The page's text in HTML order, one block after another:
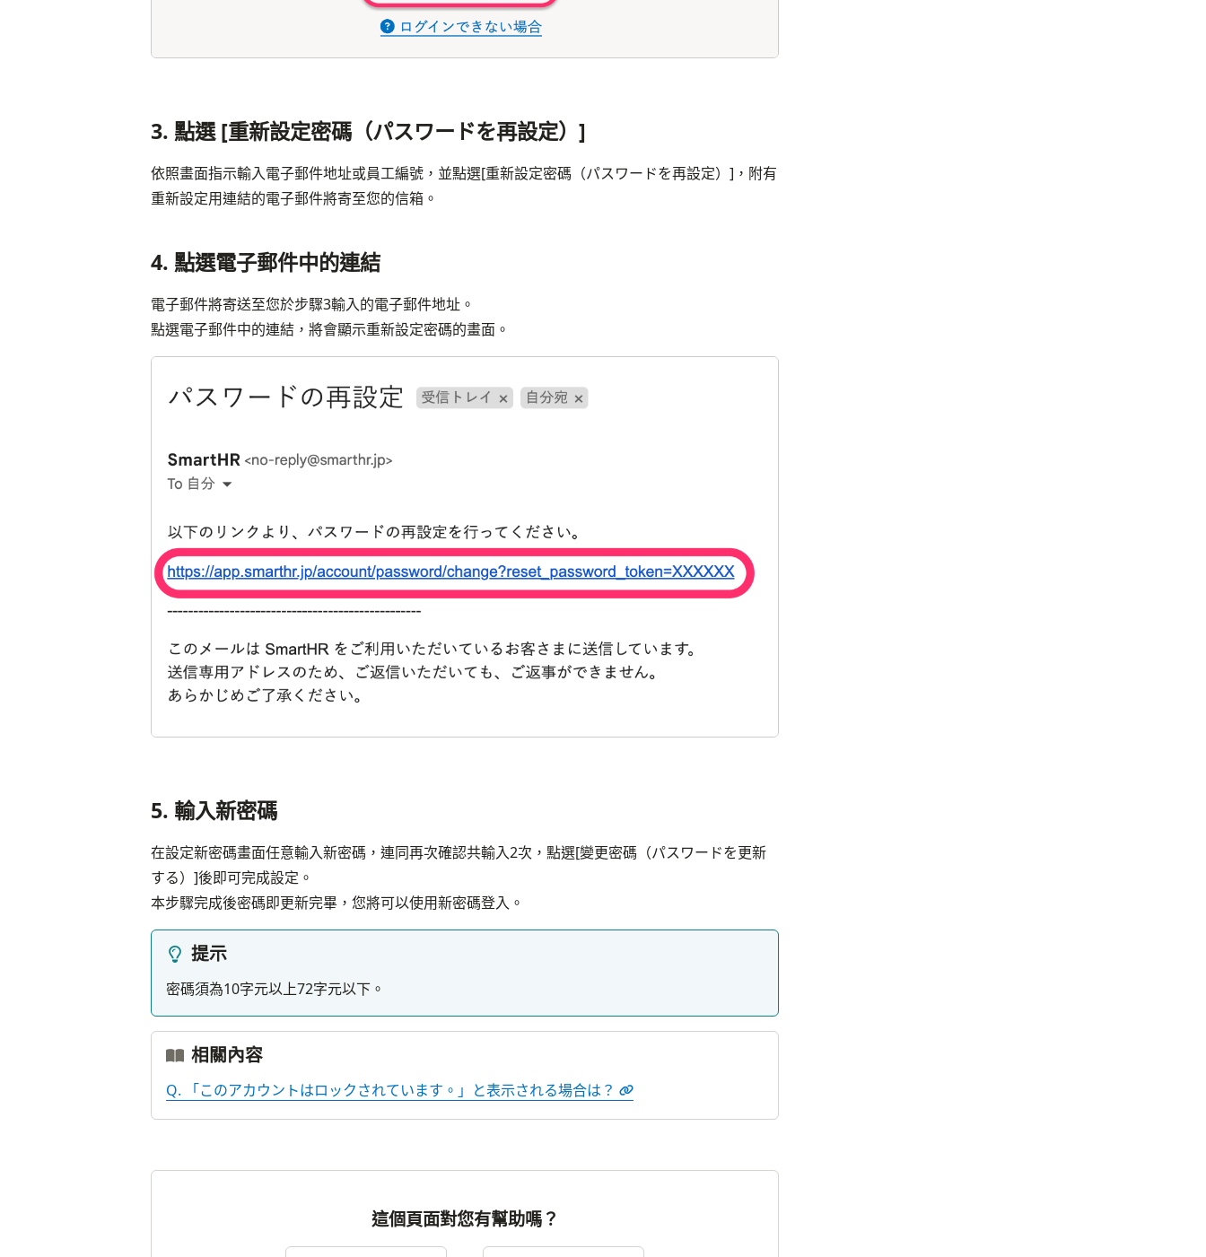
3. 點選 [重新設定密碼（パスワードを再設定）]
依照畫面指示輸入電子郵件地址或員工編號，並點選[重新設定密碼（パスワードを再設定）]，附有
重新設定用連結的電子郵件將寄至您的信箱。
4. 點選電子郵件中的連結
電子郵件將寄送至您於步驟3輸入的電子郵件地址。
點選電子郵件中的連結，將會顯示重新設定密碼的畫面。
5. 輸入新密碼
在設定新密碼畫面任意輸入新密碼，連同再次確認共輸入2次，點選[變更密碼（パスワードを更新
する）]後即可完成設定。
本步驟完成後密碼即更新完畢，您將可以使用新密碼登入。
提示
密碼須為10字元以上72字元以下。
相關內容
Q. 「このアカウントはロックされています。」と表示される場合は？
這個頁面對您有幫助嗎？